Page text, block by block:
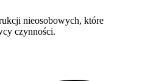
nieosobowych, które
czynności.